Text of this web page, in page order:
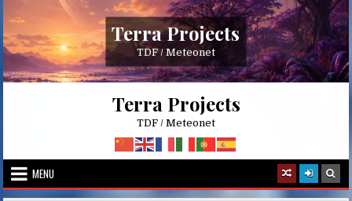
content
Terra Projects
TDF / Meteonet
Terra Projects
TDF / Meteonet
MENU